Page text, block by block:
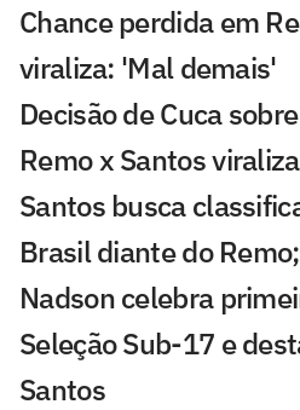
Chance perdida em
viraliza: 'Mal demais'
Decisão de Cuca
Remo x Santos
Santos busca
Brasil diante do
Nadson celebra
Seleção Sub-17 e
Santos